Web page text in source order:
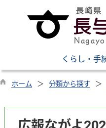
くらし・手
ホーム 分類から探す